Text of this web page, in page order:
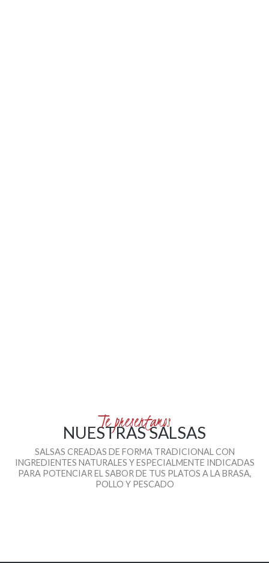
Te presentamos
NUESTRAS SALSAS
SALSAS CREADAS DE FORMA TRADICIONAL CON
INGREDIENTES NATURALES Y ESPECIALMENTE INDICADAS
PARA POTENCIAR EL SABOR DE TUS PLATOS A LA BRASA,
POLLO Y PESCADO